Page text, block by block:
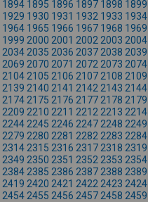
1894 1895 1896 1897 1898 1899
1929 1930 1931 1932 1933 1934
1964 1965 1966 1967 1968 1969
1999 2000 2001 2002 2003 2004
2034 2035 2036 2037 2038 2039
2069 2070 2071 2072 2073 2074
2104 2105 2106 2107 2108 2109
2139 2140 2141 2142 2143 2144
2174 2175 2176 2177 2178 2179
2209 2210 2211 2212 2213 2214
2244 2245 2246 2247 2248 2249
2279 2280 2281 2282 2283 2284
2314 2315 2316 2317 2318 2319
2349 2350 2351 2352 2353 2354
2384 2385 2386 2387 2388 2389
2419 2420 2421 2422 2423 2424
2454 2455 2456 2457 2458 2459